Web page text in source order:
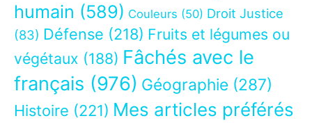
humain (589) Couleurs (50) Droit Justice
(83) Défense (218) Fruits et légumes ou
végétaux (188) Fâchés avec le
français (976) Géographie (287)
Histoire (221) Mes articles préférés